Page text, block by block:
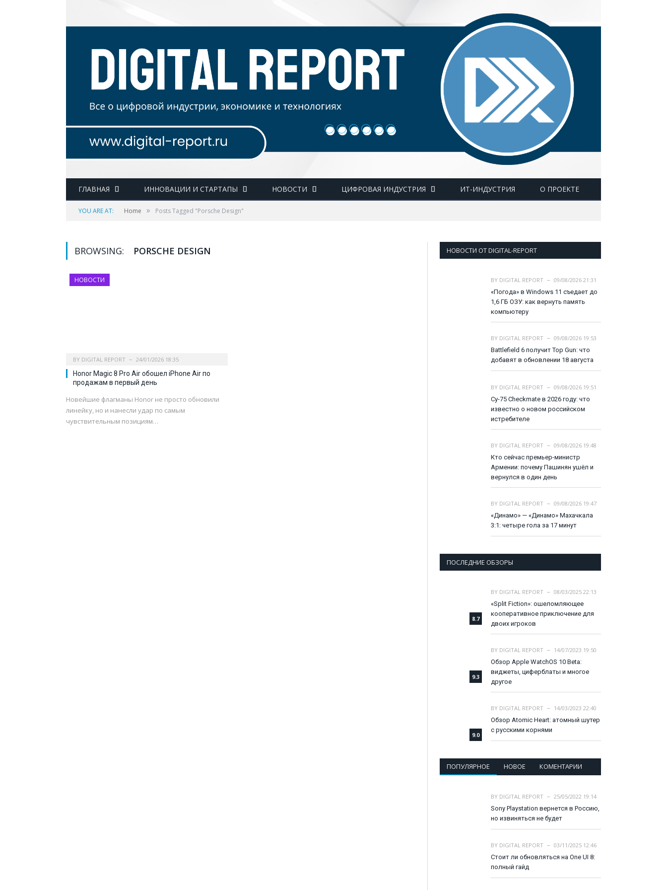
ГЛАВНАЯ ИННОВАЦИИ И СТАРТАПЫ НОВОСТИ ЦИФРОВАЯ ИНДУСТРИЯ ИТ-ИНДУСТРИЯ О ПРОЕКТЕ
YOU ARE AT: Home » Posts Tagged "Porsche Design"
BROWSING: PORSCHE DESIGN
НОВОСТИ
BY DIGITAL REPORT 24/01/2026 18:35
Honor Magic 8 Pro Air обошел iPhone Air по
продажам в первый день
Новейшие флагманы Honor не просто обновили
линейку, но и нанесли удар по самым
чувствительным позициям…
НОВОСТИ ОТ DIGITAL-REPORT
BY DIGITAL REPORT
09/08/2026 21:31
«Погода» в Windows 11 съедает до
1,6 ГБ ОЗУ: как вернуть память
компьютеру
BY DIGITAL REPORT
09/08/2026 19:53
Battlefield 6 получит Top Gun: что
добавят в обновлении 18 августа
BY DIGITAL REPORT
09/08/2026 19:51
Су-75 Checkmate в 2026 году: что
известно о новом российском
истребителе
BY DIGITAL REPORT
09/08/2026 19:48
Кто сейчас премьер-министр
Армении: почему Пашинян ушёл и
вернулся в один день
BY DIGITAL REPORT
09/08/2026 19:47
«Динамо» — «Динамо» Махачкала
3:1: четыре гола за 17 минут
ПОСЛЕДНИЕ ОБЗОРЫ
8.7
BY DIGITAL REPORT
08/03/2025 22:13
«Split Fiction»: ошеломляющее
кооперативное приключение для
двоих игроков
9.3
BY DIGITAL REPORT
14/07/2023 19:50
Обзор Apple WatchOS 10 Beta:
виджеты, циферблаты и многое
другое
9.0
BY DIGITAL REPORT
14/03/2023 22:40
Обзор Atomic Heart: атомный шутер
с русскими корнями
ПОПУЛЯРНОЕ НОВОЕ КОМЕНТАРИИ
BY DIGITAL REPORT
25/05/2022 19:14
Sony Playstation вернется в Россию,
но извиняться не будет
BY DIGITAL REPORT
03/11/2025 12:46
Стоит ли обновляться на One UI 8:
полный гайд